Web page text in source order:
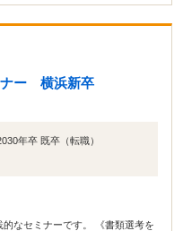
ナー 横浜新卒
年卒 既卒（転職）
ーです。 《書類選考を